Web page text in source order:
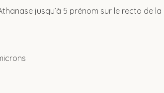
jusqu’à 5 prénom sur le recto de la